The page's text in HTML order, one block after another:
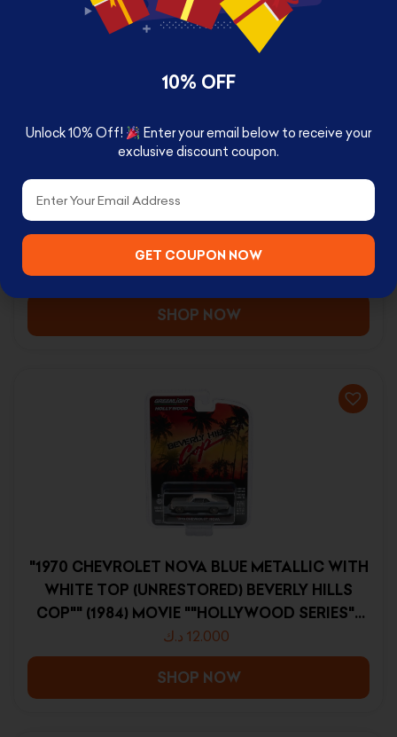
1976 FORD MUSTANG II COBRA II WHITE (JILL
MUNROE'S) "CHARLIE'S ANGELS" (1976-1981)
TV SERIES 1/64 DIECAST CAR GREENLIGHT
12.000 د.ك 7.900د.ك
SHOP NOW
"1970 CHEVROLET NOVA BLUE METALLIC WITH
WHITE TOP (UNRESTORED) BEVERLY HILLS
COP"" (1984) MOVIE ""HOLLYWOOD SERIES""
RELEASE 27 1/64 DIECAST MODEL CAR BY
GREENLIGHT"""
12.000 د.ك
SHOP NOW
10% OFF
Unlock 10% Off!
Enter your email below to receive your
exclusive discount coupon.
Email
GET COUPON NOW